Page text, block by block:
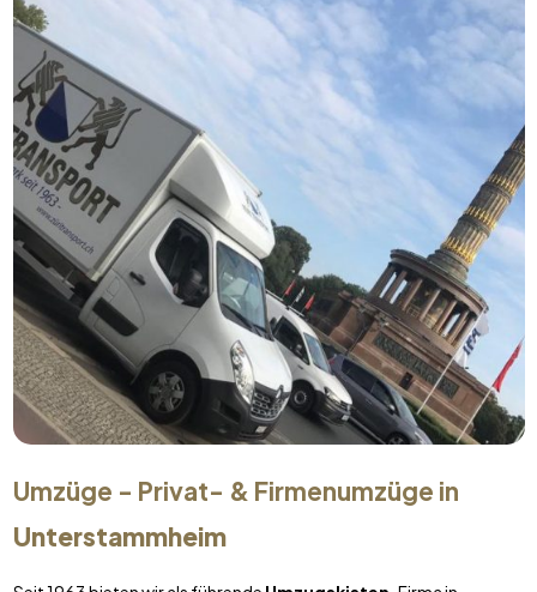
Umzüge - Privat- & Firmenumzüge in
Unterstammheim